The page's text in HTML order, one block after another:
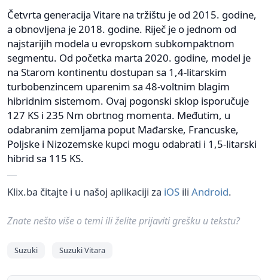
Četvrta generacija Vitare na tržištu je od 2015. godine,
a obnovljena je 2018. godine. Riječ je o jednom od
najstarijih modela u evropskom subkompaktnom
segmentu. Od početka marta 2020. godine, model je
na Starom kontinentu dostupan sa 1,4-litarskim
turbobenzincem uparenim sa 48-voltnim blagim
hibridnim sistemom. Ovaj pogonski sklop isporučuje
127 KS i 235 Nm obrtnog momenta. Međutim, u
odabranim zemljama poput Mađarske, Francuske,
Poljske i Nizozemske kupci mogu odabrati i 1,5-litarski
hibrid sa 115 KS.
Klix.ba čitajte i u našoj aplikaciji za iOS ili Android.
Znate nešto više o temi ili želite prijaviti grešku u tekstu?
Suzuki Suzuki Vitara